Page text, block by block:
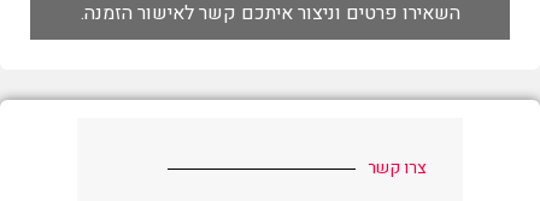
השאירו פרטים וניצור איתכם קשר לאישור הזמנה.
צרו קשר